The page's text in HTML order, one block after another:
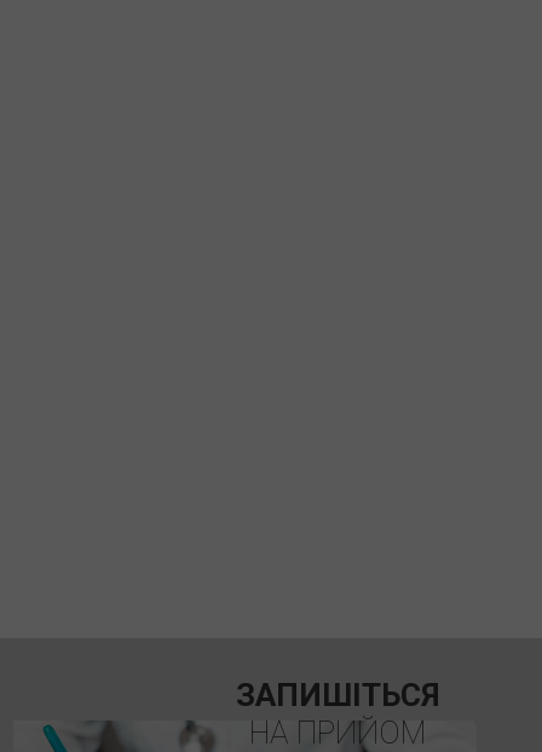
ЗАПИШІТЬСЯ
НА ПРИЙОМ